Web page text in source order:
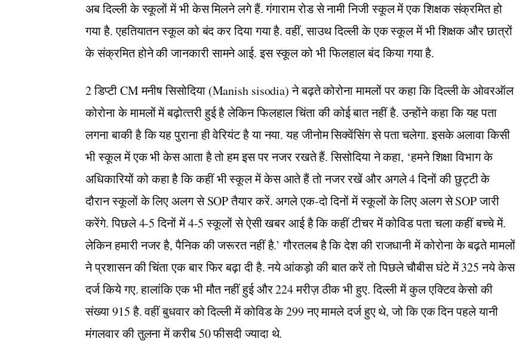
अब दिल्ली के स्कूलों में भी केस मिलने लगे हैं. गंगाराम रोड से नामी निजी स्कूल में एक शिक्षक संक्रमित हो
गया है. एहतियातन स्कूल को बंद कर दिया गया है. वहीं, साउथ दिल्ली के एक स्कूल में भी शिक्षक और छात्रों
के संक्रमित होने की जानकारी सामने आई. इस स्कूल को भी फिलहाल बंद किया गया है.
2 डिप्टी CM मनीष सिसोदिया (Manish sisodia) ने बढ़ते कोरोना मामलों पर कहा कि दिल्‍ली के ओवरऑल
कोरोना के मामलों में बढ़ोत्‍तरी हुई है लेकिन फिलहाल चिंता की कोई बात नहीं है. उन्‍होंने कहा कि यह पता
लगना बाकी है कि यह पुराना ही वेरियंट है या नया. यह जीनोम सिक्वेंसिंग से पता चलेगा. इसके अलावा किसी
भी स्कूल में एक भी केस आता है तो हम इस पर नजर रखते हैं. सिसोदिया ने कहा, ‘हमने शिक्षा विभाग के
अधिकारियों को कहा है कि कहीं भी स्कूल में केस आते हैं तो नजर रखें और अगले 4 दिनों की छुट्टी के
दौरान स्कूलों के लिए अलग से SOP तैयार करें. अगले एक-दो दिनों में स्कूलों के लिए अलग से SOP जारी
करेंगे. पिछले 4-5 दिनों में 4-5 स्कूलों से ऐसी खबर आई है कि कहीं टीचर में कोविड पता चला कहीं बच्चे में.
लेकिन हमारी नजर है, पैनिक की जरूरत नहीं है.’ गौरतलब है कि देश की राजधानी में कोरोना के बढ़ते मामलों
ने प्रशासन की चिंता एक बार फिर बढ़ा दी है. नये आंकड़ो की बात करें तो पिछले चौबीस घंटे में 325 नये केस
दर्ज किये गए. हालांकि एक भी मौत नहीं हुई और 224 मरीज़ ठीक भी हुए. दिल्ली में कुल एक्टिव केसो की
संख्या 915 है. वहीं बुधवार को दिल्‍ली में कोविड के 299 नए मामले दर्ज हुए थे, जो कि एक दिन पहले यानी
मंगलवार की तुलना में करीब 50 फीसदी ज्‍यादा थे.